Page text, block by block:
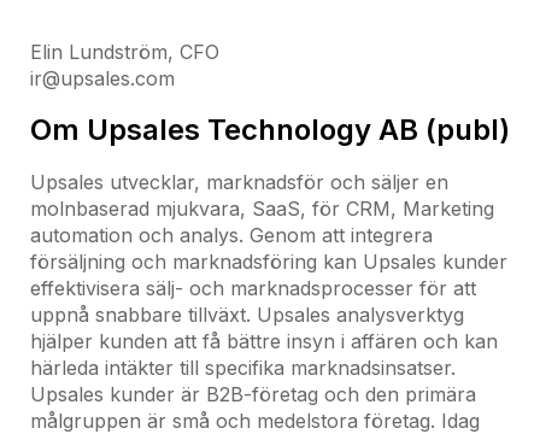
Elin Lundström, CFO
ir@upsales.com
Om Upsales Technology AB (publ)
Upsales utvecklar, marknadsför och säljer en
molnbaserad mjukvara, SaaS, för CRM, Marketing
automation och analys. Genom att integrera
försäljning och marknadsföring kan Upsales kunder
effektivisera sälj- och marknadsprocesser för att
uppnå snabbare tillväxt. Upsales analysverktyg
hjälper kunden att få bättre insyn i affären och kan
härleda intäkter till specifika marknadsinsatser.
Upsales kunder är B2B-företag och den primära
målgruppen är små och medelstora företag. Idag